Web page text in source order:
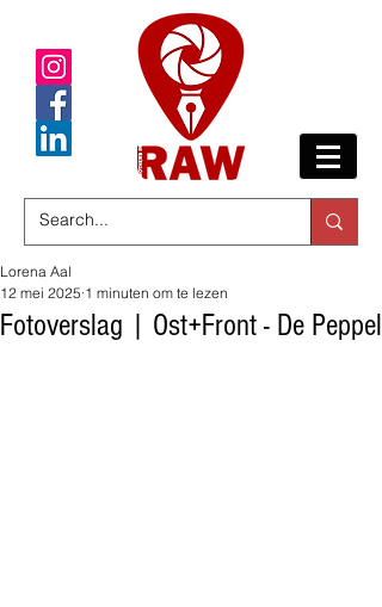
Fotoverslag | Ost+Front - De Peppel
Lorena Aal
12 mei 2025 1 minuten om te lezen